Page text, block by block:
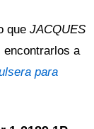
que JACQUES
encontrarlos a
para